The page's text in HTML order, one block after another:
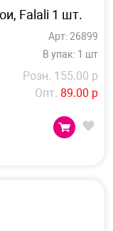
Falali 1 шт.
Арт: 26899
В упак: 1 шт
Розн. 155.00 р
Опт. 89.00 р